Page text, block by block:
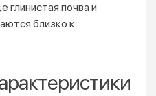
глинистая почва и
близко к